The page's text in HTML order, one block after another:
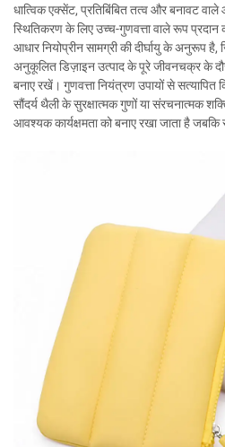
धात्विक एक्सेंट, प्रतिबिंबित तत्व और बनावट
स्थितिकरण के लिए उच्च-गुणवत्ता वाले रूप
आधार नियोप्रीन सामग्री की दीर्घायु के अनुरूप
अनुकूलित डिज़ाइन उत्पाद के पूरे जीवनचक्र के
बनाए रखें। गुणवत्ता नियंत्रण उपायों से सत्यापित
सौंदर्य थैली के सुरक्षात्मक गुणों या संरचनात्मक
आवश्यक कार्यक्षमता को बनाए रखा जाता है जबकि